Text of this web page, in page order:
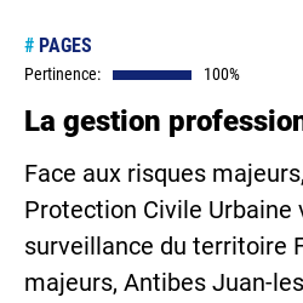
# PAGES
Pertinence: 100%
La gestion
Face aux risques
Protection Civile Urbaine
surveillance du territoire
majeurs, Antibes Juan-